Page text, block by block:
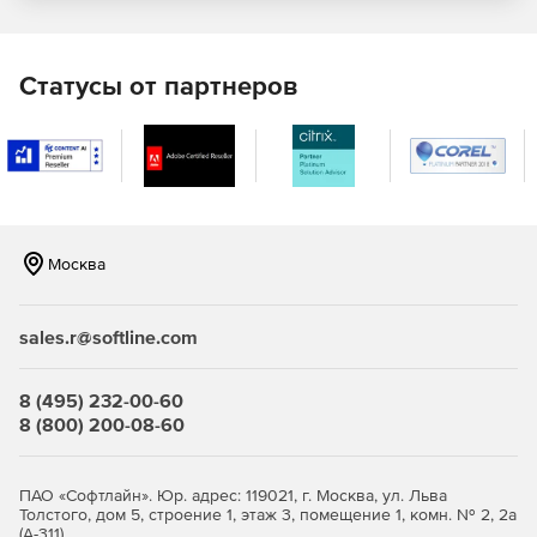
Возможность отметить модель как избранную.
Группы
автомобиля в системе представляет собой
единой семизначной нумерации деталей,
установленной на всех автомобильных заводах.
Статусы от партнеров
Москва
sales.r@softline.com
8 (495) 232-00-60
8 (800) 200-08-60
ПАО «Софтлайн». Юр. адрес: 119021, г. Москва, ул. Льва
Толстого, дом 5, строение 1, этаж 3, помещение 1, комн. № 2, 2а